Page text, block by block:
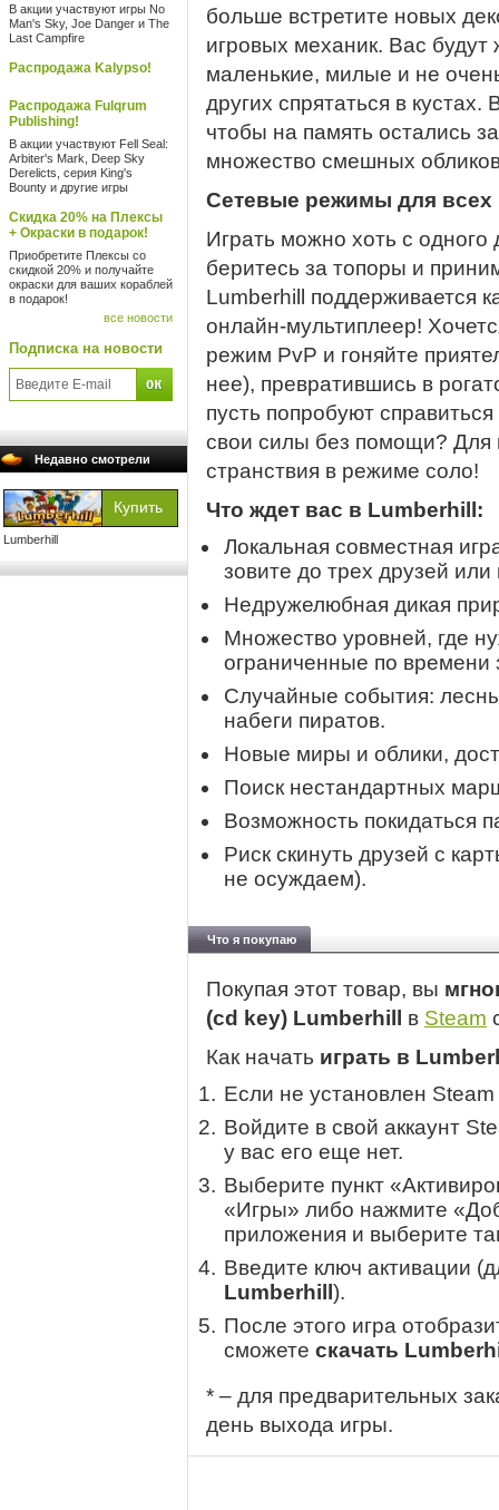
В акции участвуют игры No
Man's Sky, Joe Danger и The
Last Campfire
Распродажа Kalypso!
Распродажа Fulqrum
Publishing!
В акции участвуют Fell Seal:
Arbiter's Mark, Deep Sky
Derelicts, серия King's
Bounty и другие игры
Скидка 20% на Плексы
+ Окраски в подарок!
Приобретите Плексы со
скидкой 20% и получайте
окраски для ваших кораблей
в подарок!
все новости
Подписка на новости
Недавно смотрели
Lumberhill
больше встретите новых
игровых механик. Вас
маленькие, милые и не
других спрятаться в
чтобы на память остались
множество смешных
Сетевые режимы для всех
Играть можно хоть с
беритесь за топоры и
Lumberhill поддерживается
онлайн-мультиплеер!
режим PvP и гоняйте
нее), превратившись в
пусть попробуют
свои силы без помощи? Для
странствия в режиме соло!
Что ждет вас в Lumberhill:
Локальная совместная
зовите до трех друзей
Недружелюбная дикая
Множество уровней, где
ограниченные по времени
Случайные события:
набеги пиратов.
Новые миры и облики,
Поиск нестандартных
Возможность покидаться
Риск скинуть друзей с
не осуждаем).
Что я покупаю
Покупая этот товар, вы
(cd key) Lumberhill в Steam
Как начать играть в
Если не установлен
Войдите в свой аккаунт
у вас его еще нет.
Выберите пункт
«Игры» либо нажмите
приложения и выберите
Введите ключ активации
Lumberhill ).
После этого игра
сможете скачать
* – для предварительных
день выхода игры.